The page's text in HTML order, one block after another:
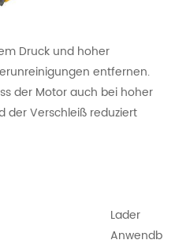
Druck und hoher
entfernen.
der Motor auch bei hoher
der Verschleiß reduziert
Lader
Anwendb